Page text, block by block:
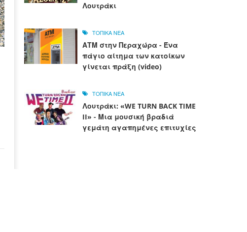
Λουτράκι
ΤΟΠΙΚΑ ΝΕΑ
ΑΤΜ στην Περαχώρα - Ένα
πάγιο αίτημα των κατοίκων
γίνεται πράξη (video)
ΤΟΠΙΚΑ ΝΕΑ
Λουτράκι: «WE TURN BACK TIME
II» - Μια μουσική βραδιά
γεμάτη αγαπημένες επιτυχίες